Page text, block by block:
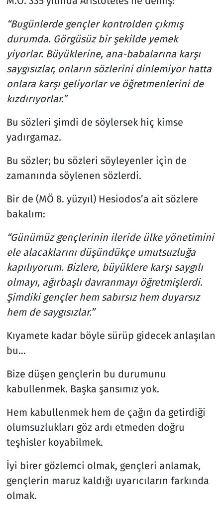
“Bugünlerde gençler kontrolden çıkmış
durumda. Görgüsüz bir şekilde yemek
yiyorlar. Büyüklerine, ana-babalarına karşı
saygısızlar, onların sözlerini dinlemiyor hatta
onlara karşı geliyorlar ve öğretmenlerini de
kızdırıyorlar.”
Bu sözleri şimdi de söylersek hiç kimse
yadırgamaz.
Bu sözler; bu sözleri söyleyenler için de
zamanında söylenen sözlerdi.
Bir de (MÖ 8. yüzyıl) Hesiodos’a ait sözlere
bakalım:
“Günümüz gençlerinin ileride ülke yönetimini
ele alacaklarını düşündükçe umutsuzluğa
kapılıyorum. Bizlere, büyüklere karşı saygılı
olmayı, ağırbaşlı davranmayı öğretmişlerdi.
Şimdiki gençler hem sabırsız hem duyarsız
hem de saygısızlar.”
Kıyamete kadar böyle sürüp gidecek anlaşılan
bu…
Bize düşen gençlerin bu durumunu
kabullenmek. Başka şansımız yok.
Hem kabullenmek hem de çağın da getirdiği
olumsuzlukları göz ardı etmeden doğru
teşhisler koyabilmek.
İyi birer gözlemci olmak, gençleri anlamak,
gençlerin maruz kaldığı uyarıcıların farkında
olmak.